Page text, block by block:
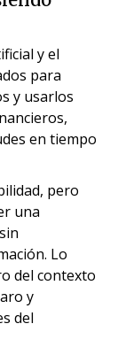
y el
para
y usarlos
en tiempo
pero
una
Lo
del contexto
y
del